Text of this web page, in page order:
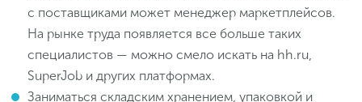
с поставщиками может менеджер маркетплейсов.
На рынке труда появляется все больше таких
специалистов — можно смело искать на hh.ru,
SuperJob и других платформах.
Заниматься складским хранением, упаковкой и